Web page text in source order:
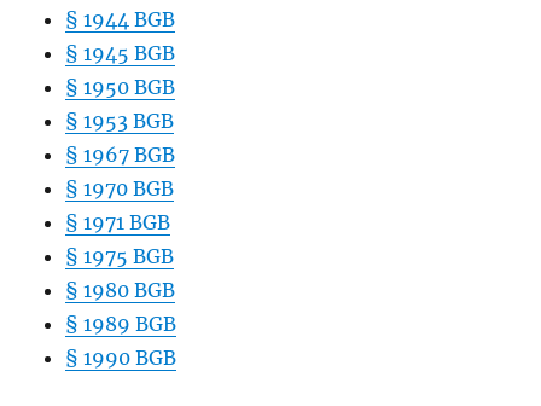
§ 1944 BGB
§ 1945 BGB
§ 1950 BGB
§ 1953 BGB
§ 1967 BGB
§ 1970 BGB
§ 1971 BGB
§ 1975 BGB
§ 1980 BGB
§ 1989 BGB
§ 1990 BGB